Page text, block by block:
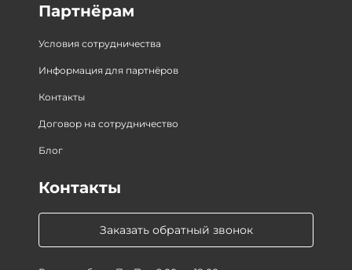
Партнёрам
Условия сотрудничества
Информация для партнёров
Контакты
Договор на сотрудничество
Блог
Заказать обратный звонок
Контакты